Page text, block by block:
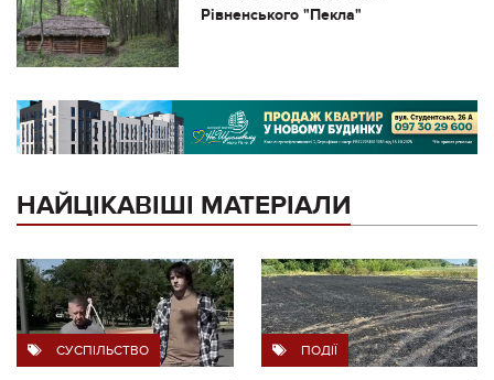
Рівненського "Пекла"
НАЙЦІКАВІШІ МАТЕРІАЛИ
СУСПІЛЬСТВО ПОДІЇ